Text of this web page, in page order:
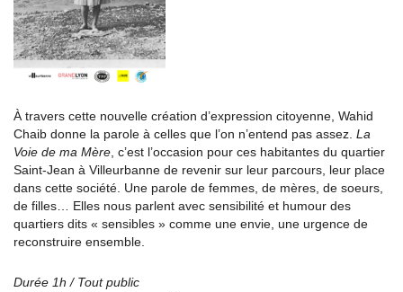
À travers cette nouvelle création d’expression citoyenne, Wahid
Chaib donne la parole à celles que l’on n’entend pas assez. La
Voie de ma Mère , c’est l’occasion pour ces habitantes du quartier
Saint-Jean à Villeurbanne de revenir sur leur parcours, leur place
dans cette société. Une parole de femmes, de mères, de soeurs,
de filles… Elles nous parlent avec sensibilité et humour des
quartiers dits « sensibles » comme une envie, une urgence de
reconstruire ensemble.
Durée 1h / Tout public